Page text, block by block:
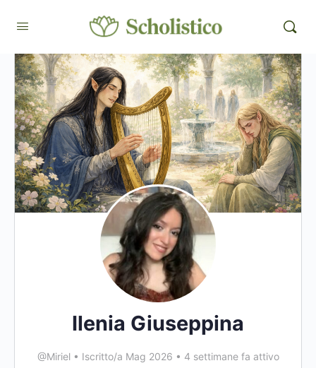
Ilenia Giuseppina
@Miriel • Iscritto/a Mag 2026 • 4 settimane fa attivo